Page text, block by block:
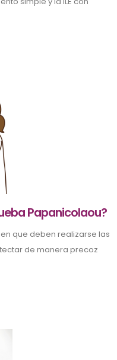
Papanicolaou?
que deben realizarse las
de manera precoz